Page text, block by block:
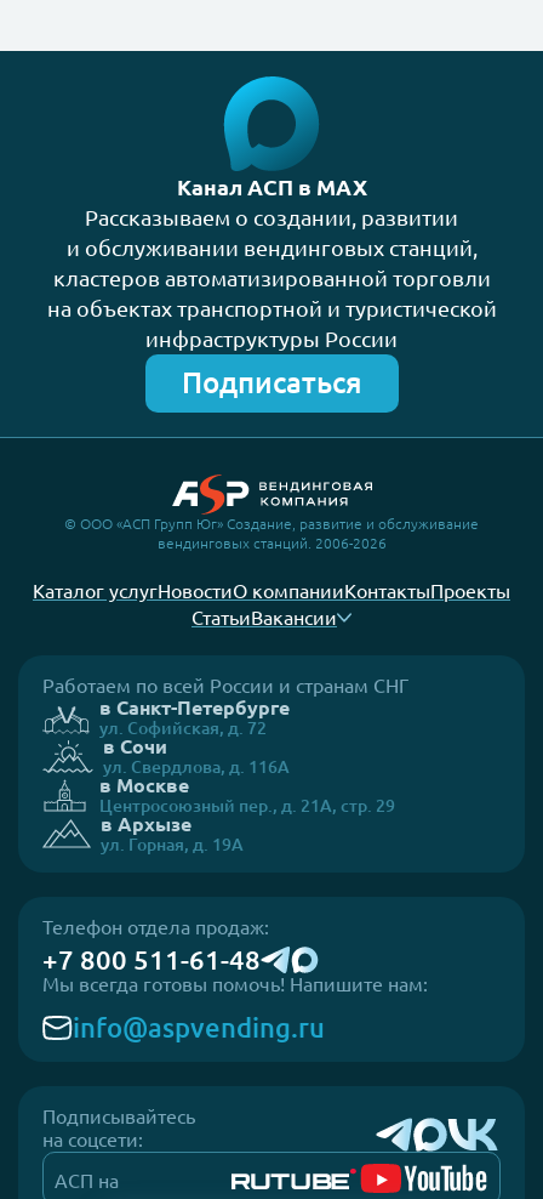
Канал АСП в MAX
Рассказываем о создании, развитии
и обслуживании вендинговых станций,
кластеров автоматизированной торговли
на объектах транспортной и туристической
инфраструктуры России
Подписаться
© ООО «АСП Групп Юг» Создание, развитие и обслуживание
вендинговых станций. 2006-2026
Каталог услугНовостиО компанииКонтактыПроекты
СтатьиВакансии
Работаем по всей России и странам СНГ
в Санкт-Петербурге
ул. Софийская, д. 72
в Сочи
ул. Свердлова, д. 116А
в Москве
Центросоюзный пер., д. 21А, стр. 29
в Архызе
ул. Горная, д. 19А
Телефон отдела продаж:
+7 800 511-61-48
Мы всегда готовы помочь! Напишите нам:
info@aspvending.ru
Подписывайтесь
на соцсети:
АСП на